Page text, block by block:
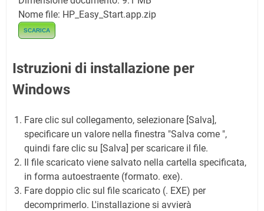
Nome file: HP_Easy_Start.app.zip
SCARICA
Istruzioni di installazione per
Windows
Fare clic sul collegamento, selezionare [Salva],
specificare un valore nella finestra "Salva come ",
quindi fare clic su [Salva] per scaricare il file.
Il file scaricato viene salvato nella cartella specificata,
in forma autoestraente (formato. exe).
Fare doppio clic sul file scaricato (. EXE) per
decomprimerlo. L'installazione si avvierà